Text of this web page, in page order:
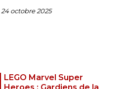
24 octobre 2025
LEGO Marvel Super